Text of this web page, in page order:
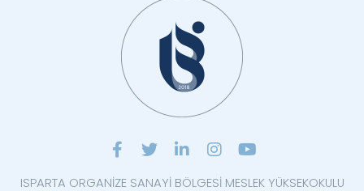
ISPARTA ORGANİZE SANAYİ BÖLGESİ MESLEK YÜKSEKOKULU